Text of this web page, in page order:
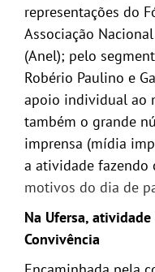
representações do
Associação
(Anel); pelo
Robério Paulino e
apoio individual ao
também o grande
imprensa (mídia
a atividade fazendo
motivos do dia de
Na Ufersa,
Convivência